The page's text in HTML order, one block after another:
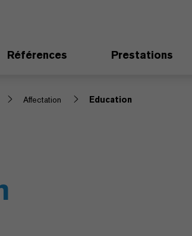
Références Prestations
Affectation Education